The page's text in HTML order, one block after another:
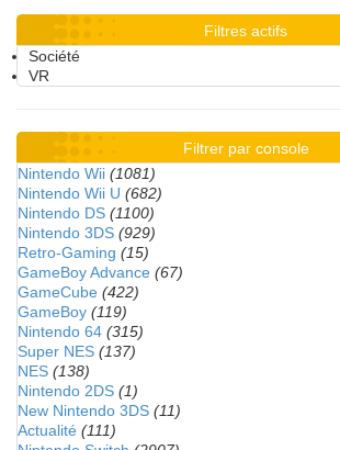
Filtres actifs
Société
VR
Filtrer par console
Nintendo Wii (1081)
Nintendo Wii U (682)
Nintendo DS (1100)
Nintendo 3DS (929)
Retro-Gaming (15)
GameBoy Advance (67)
GameCube (422)
GameBoy (119)
Nintendo 64 (315)
Super NES (137)
NES (138)
Nintendo 2DS (1)
New Nintendo 3DS (11)
Actualité (111)